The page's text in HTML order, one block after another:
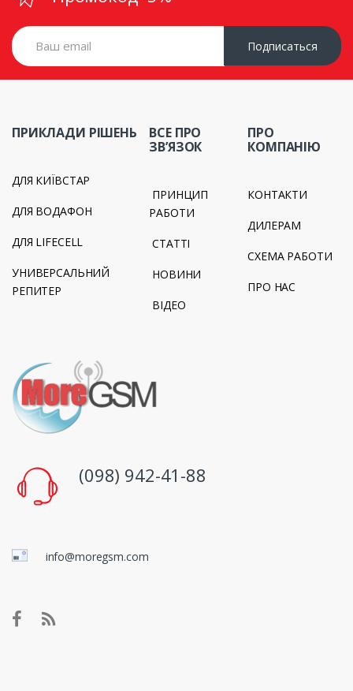
Подписаться
ПРИКЛАДИ РІШЕНЬ
ДЛЯ КИЇВСТАР
ДЛЯ ВОДАФОН
ДЛЯ LIFECELL
УНИВЕРСАЛЬНИЙ
РЕПИТЕР
ВСЕ ПРО
ЗВ’ЯЗОК
ПРИНЦИП
РАБОТИ
СТАТТІ
НОВИНИ
ВІДЕО
ПРО
КОМПАНІЮ
КОНТАКТИ
ДИЛЕРАМ
СХЕМА РАБОТИ
ПРО НАС
(098) 942-41-88
info@moregsm.com